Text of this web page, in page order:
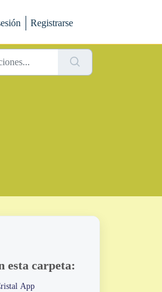
Registrarse
esta carpeta:
App